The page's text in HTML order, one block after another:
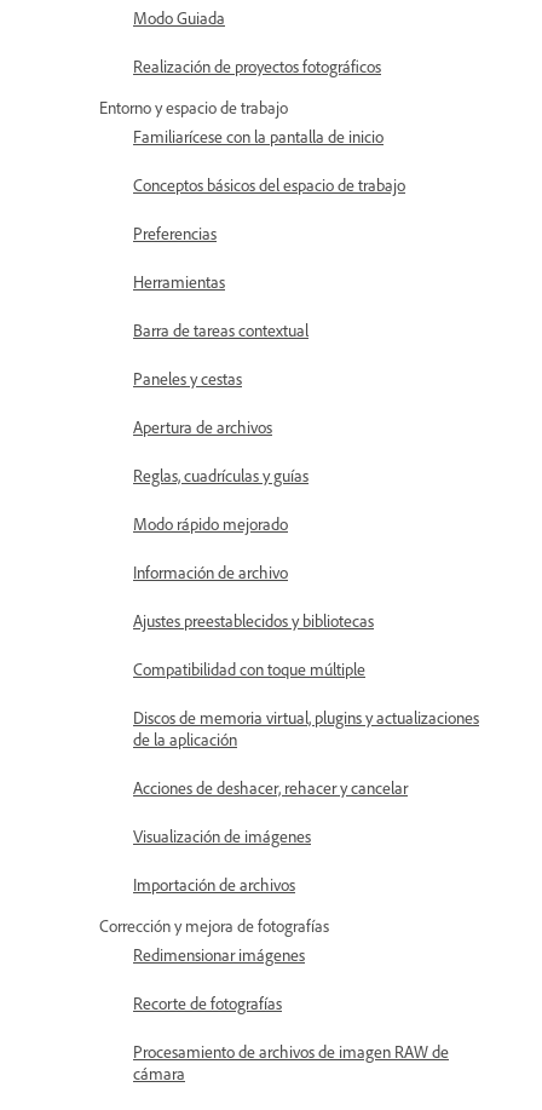
Modo Guiada
Realización de proyectos fotográficos
Entorno y espacio de trabajo
Familiarícese con la pantalla de inicio
Conceptos básicos del espacio de trabajo
Preferencias
Herramientas
Barra de tareas contextual
Paneles y cestas
Apertura de archivos
Reglas, cuadrículas y guías
Modo rápido mejorado
Información de archivo
Ajustes preestablecidos y bibliotecas
Compatibilidad con toque múltiple
Discos de memoria virtual, plugins y actualizaciones
de la aplicación
Acciones de deshacer, rehacer y cancelar
Visualización de imágenes
Importación de archivos
Corrección y mejora de fotografías
Redimensionar imágenes
Recorte de fotografías
Procesamiento de archivos de imagen RAW de
cámara